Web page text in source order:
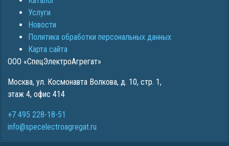
Услуги
Новости
Политика обработки персональных данных
Карта сайта
ООО «СпецЭлектроАгрегат»
Москва, ул. Космонавта Волкова, д. 10, стр. 1,
этаж 4, офис 414
+7 495 228-18-51
info@specelectroagregat.ru